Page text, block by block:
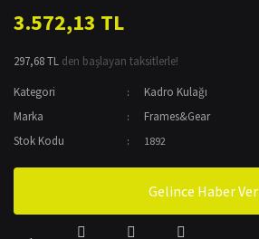
3.572,13 TL
297,68 TL den başlayan taksitlerle!
Kategori
Kadro Kulağı
Marka
Frames&Gear
Stok Kodu
1892
Gelince Haber Ver